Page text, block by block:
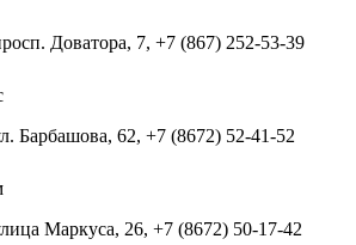
Доватора, 7, +7 (867) 252-53-39
Барбашова, 62, +7 (8672) 52-41-52
Маркуса, 26, +7 (8672) 50-17-42